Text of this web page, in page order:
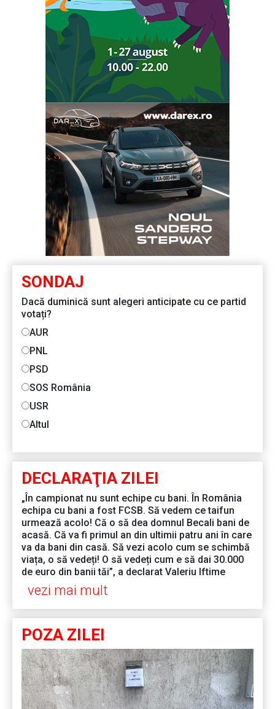
SONDAJ
Dacă duminică sunt alegeri anticipate cu ce partid
votați?
AUR
PNL
PSD
SOS România
USR
Altul
DECLARAŢIA ZILEI
„În campionat nu sunt echipe cu bani. În România
echipa cu bani a fost FCSB. Să vedem ce taifun
urmează acolo! Că o să dea domnul Becali bani de
acasă. Că va fi primul an din ultimii patru ani în care
va da bani din casă. Să vezi acolo cum se schimbă
viața, o să vedeți! O să vedeți cum e să dai 30.000
de euro din banii tăi”, a declarat Valeriu Iftime
vezi mai mult
POZA ZILEI